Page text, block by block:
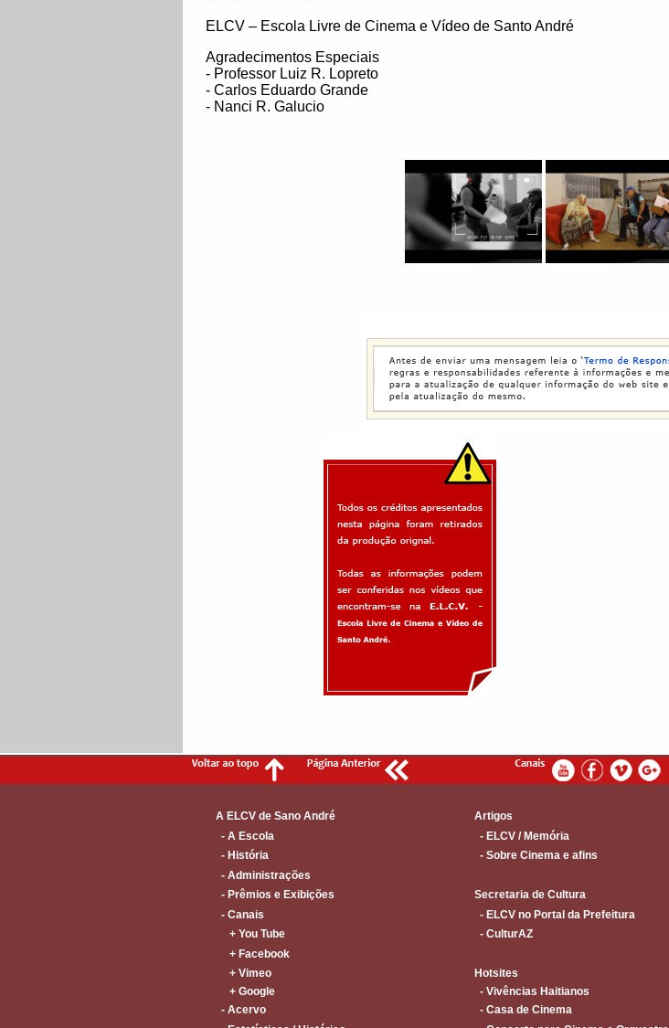
ELCV – Escola Livre de Cinema e Vídeo de Santo André
Agradecimentos Especiais
- Professor Luiz R. Lopreto
- Carlos Eduardo Grande
- Nanci R. Galucio
A ELCV de Sano André Artigos
- A Escola
- ELCV / Memória
- História
- Sobre Cinema e afins
- Administrações
- Prêmios e Exibições
Secretaria de Cultura
- Canais
- ELCV no Portal da Prefeitura
+ You Tube
- CulturAZ
+ Facebook
+ Vimeo
Hotsites
+ Google
- Vivências Haitianos
- Acervo
- Casa de Cinema